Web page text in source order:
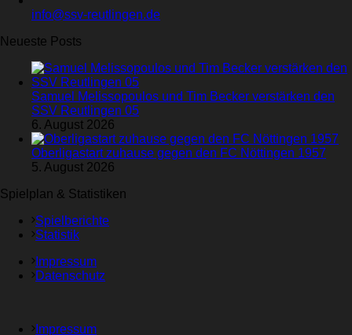
info@ssv-reutlingen.de
Neueste Posts
Samuel Melissopoulos und Tim Becker verstärken den
SSV Reutlingen 05
6. August 2026
Oberligastart zuhause gegen den FC Nöttingen 1957
5. August 2026
Spielplan & Statistiken
Spielberichte
Statistik
Impressum
Datenschutz
Impressum